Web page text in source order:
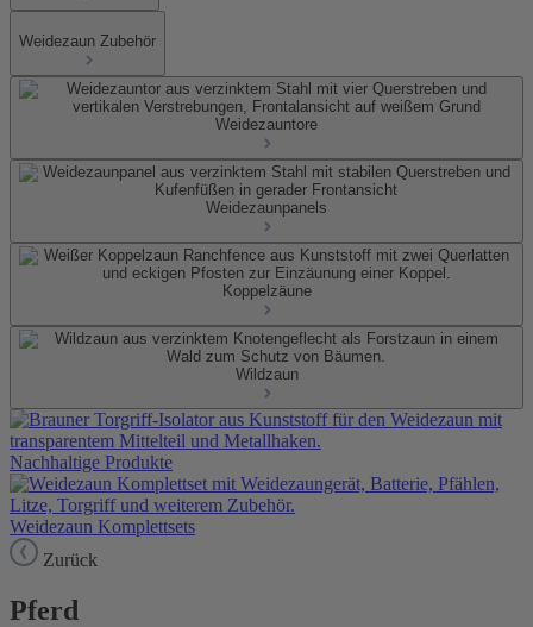
Weidezaun Zubehör
Weidezauntore
Weidezaunpanels
Koppelzäune
Wildzaun
Nachhaltige Produkte
Weidezaun Komplettsets
Zurück
Pferd